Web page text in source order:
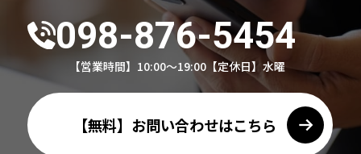
098-876-5454
【営業時間】10:00～19:00 【定休日】水曜
【無料】お問い合わせはこちら